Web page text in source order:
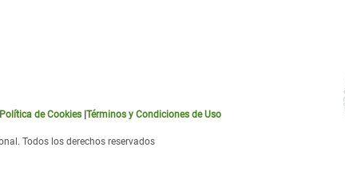
Política de Cookies Términos y Condiciones de Uso
Todos los derechos reservados